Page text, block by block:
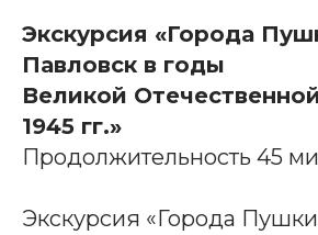
Экскурсия «Города
Павловск в годы
Великой
1945 гг.»
Продолжительность 45
Экскурсия «Города